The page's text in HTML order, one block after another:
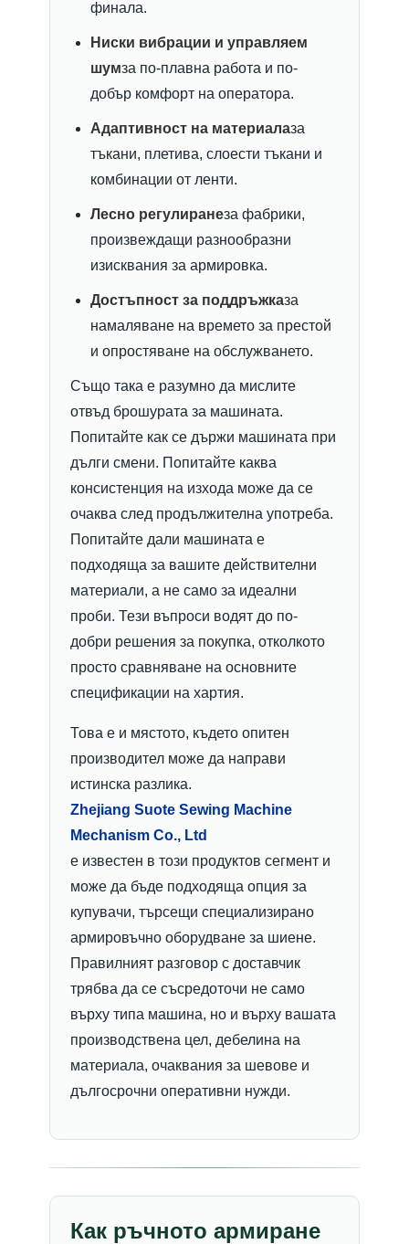
финала.
Ниски вибрации и управляем
шумза по-плавна работа и по-
добър комфорт на оператора.
Адаптивност на материалаза
тъкани, плетива, слоести тъкани и
комбинации от ленти.
Лесно регулиранеза фабрики,
произвеждащи разнообразни
изисквания за армировка.
Достъпност за поддръжказа
намаляване на времето за престой
и опростяване на обслужването.
Също така е разумно да мислите
отвъд брошурата за машината.
Попитайте как се държи машината при
дълги смени. Попитайте каква
консистенция на изхода може да се
очаква след продължителна употреба.
Попитайте дали машината е
подходяща за вашите действителни
материали, а не само за идеални
проби. Тези въпроси водят до по-
добри решения за покупка, отколкото
просто сравняване на основните
спецификации на хартия.
Това е и мястото, където опитен
производител може да направи
истинска разлика.
Zhejiang Suote Sewing Machine
Mechanism Co., Ltd
е известен в този продуктов сегмент и
може да бъде подходяща опция за
купувачи, търсещи специализирано
армировъчно оборудване за шиене.
Правилният разговор с доставчик
трябва да се съсредоточи не само
върху типа машина, но и върху вашата
производствена цел, дебелина на
материала, очаквания за шевове и
дългосрочни оперативни нужди.
Как ръчното армиране